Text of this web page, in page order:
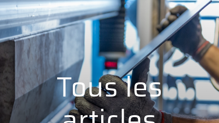
Tous les
Panneau de gestion des cookies